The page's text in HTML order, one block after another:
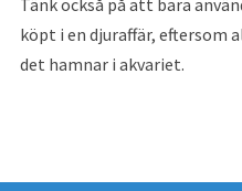
Tänk också på att bara
köpt i en djuraffär, eftersom
det hamnar i akvariet.